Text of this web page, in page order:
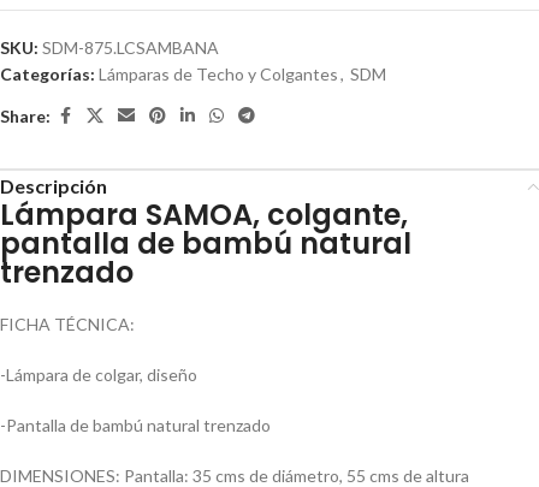
SKU: SDM-875.LCSAMBANA
Categorías: Lámparas de Techo y Colgantes, SDM
Share:
Descripción
Lámpara SAMOA, colgante,
pantalla de bambú natural
trenzado
FICHA TÉCNICA:
-Lámpara de colgar, diseño
-Pantalla de bambú natural trenzado
DIMENSIONES: Pantalla: 35 cms de diámetro, 55 cms de altura